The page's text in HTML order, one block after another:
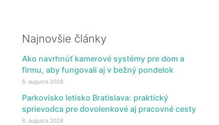
Najnovšie články
Ako navrhnúť kamerové systémy pre dom a
firmu, aby fungovali aj v bežný pondelok
6. augusta 2026
Parkovisko letisko Bratislava: praktický
sprievodca pre dovolenkové aj pracovné cesty
6. augusta 2026